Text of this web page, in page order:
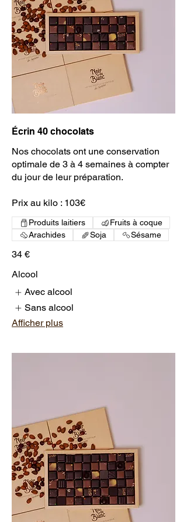
Écrin 40 chocolats
Nos chocolats ont une conservation
optimale de 3 à 4 semaines à compter
du jour de leur préparation.
Prix au kilo : 103€
34 €
Produits laitiers
Fruits à coque
Arachides
Soja Sésame
Alcool
Avec alcool
Sans alcool
Afficher plus